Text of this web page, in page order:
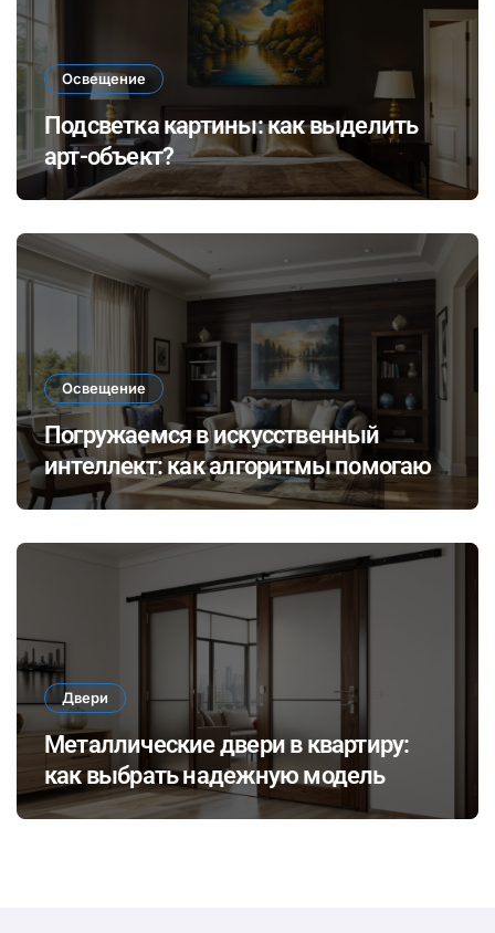
Освещение
Подсветка картины: как выделить
арт-объект?
Освещение
Погружаемся в искусственный
интеллект: как алгоритмы помогают
выбирать идеальное освещение для
Двери
Металлические двери в квартиру:
как выбрать надежную модель